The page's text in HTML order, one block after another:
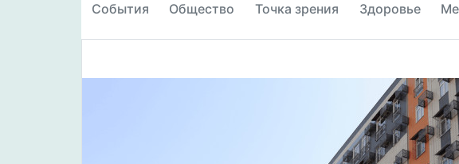
События Общество Точка зрения Здоровье